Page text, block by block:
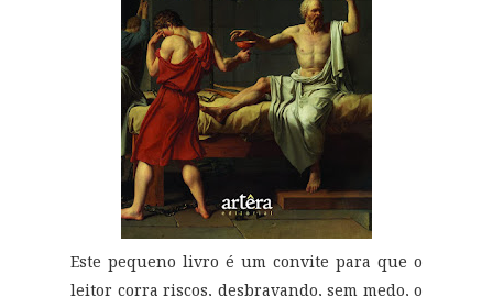
Este pequeno livro é um convite para que o
leitor corra riscos, desbravando, sem medo, o